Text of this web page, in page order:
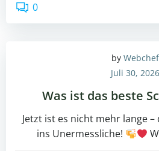
0
by Webchef
Juli 30, 2026
Was ist das beste
Jetzt ist es nicht mehr lange
ins Unermessliche!